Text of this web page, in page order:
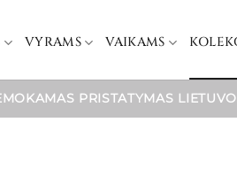
VYRAMS VAIKAMS
PRISTATYMAS